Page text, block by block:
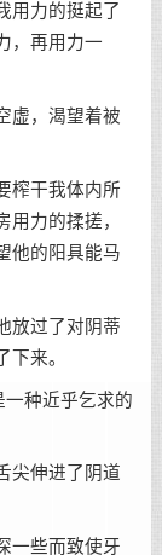
用力的挺起了
，再用力一
虚，渴望着被
榨干我体内所
力的揉搓，
他的阳具能马
放过了对阴蒂
来。
一种近乎乞求的
尖伸进了阴道
一些而致使牙